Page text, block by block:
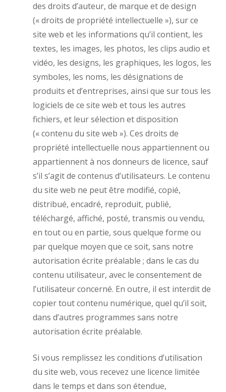
des droits d’auteur, de marque et de design
(« droits de propriété intellectuelle »), sur ce
site web et les informations qu’il contient, les
textes, les images, les photos, les clips audio et
vidéo, les designs, les graphiques, les logos, les
symboles, les noms, les désignations de
produits et d’entreprises, ainsi que sur tous les
logiciels de ce site web et tous les autres
fichiers, et leur sélection et disposition
(« contenu du site web »). Ces droits de
propriété intellectuelle nous appartiennent ou
appartiennent à nos donneurs de licence, sauf
s’il s’agit de contenus d’utilisateurs. Le contenu
du site web ne peut être modifié, copié,
distribué, encadré, reproduit, publié,
téléchargé, affiché, posté, transmis ou vendu,
en tout ou en partie, sous quelque forme ou
par quelque moyen que ce soit, sans notre
autorisation écrite préalable ; dans le cas du
contenu utilisateur, avec le consentement de
l’utilisateur concerné. En outre, il est interdit de
copier tout contenu numérique, quel qu’il soit,
dans d’autres programmes sans notre
autorisation écrite préalable.
Si vous remplissez les conditions d’utilisation
du site web, vous recevez une licence limitée
dans le temps et dans son étendue,